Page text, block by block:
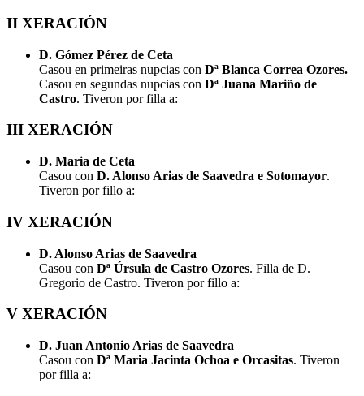
II XERACIÓN
D. Gómez Pérez de Ceta
Casou en primeiras nupcias con Dª Blanca Correa Ozores.
Casou en segundas nupcias con Dª Juana Mariño de
Castro. Tiveron por filla a:
III XERACIÓN
D. Maria de Ceta
Casou con D. Alonso Arias de Saavedra e Sotomayor.
Tiveron por fillo a:
IV XERACIÓN
D. Alonso Arias de Saavedra
Casou con Dª Úrsula de Castro Ozores. Filla de D.
Gregorio de Castro. Tiveron por fillo a:
V XERACIÓN
D. Juan Antonio Arias de Saavedra
Casou con Dª Maria Jacinta Ochoa e Orcasitas. Tiveron
por filla a: